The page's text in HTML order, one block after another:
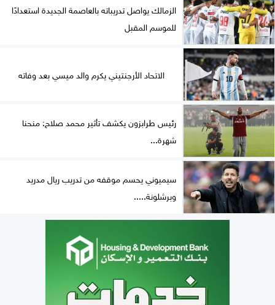
الزمالك يواصل تدريباته بالعاصمة الجديدة استعدادًا
للموسم المقبل
الاتحاد الأرجنتيني يكرم والد ميسي بعد وفاته
رئيس طرابزون يكشف تأثير محمد صلاح: منحنا
شهرة...
سيميوني يحسم موقفه من تدريب ريال مدريد
وبرشلونة.....